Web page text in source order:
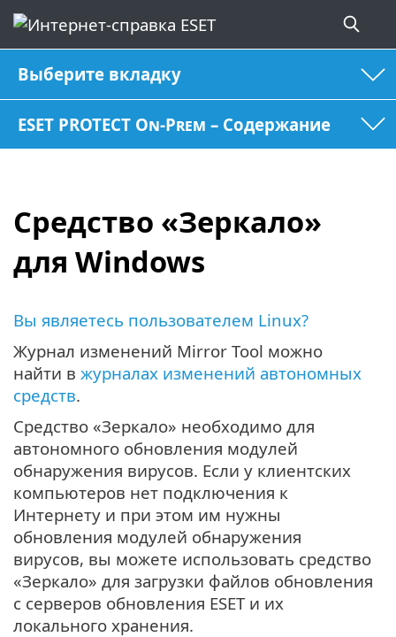
Выберите вкладку
ESET PROTECT On-Prem – Содержание
Средство «Зеркало»
для Windows
Вы являетесь пользователем Linux?
Журнал изменений Mirror Tool можно
найти в журналах изменений автономных
средств.
Средство «Зеркало» необходимо для
автономного обновления модулей
обнаружения вирусов. Если у клиентских
компьютеров нет подключения к
Интернету и при этом им нужны
обновления модулей обнаружения
вирусов, вы можете использовать средство
«Зеркало» для загрузки файлов обновления
с серверов обновления ESET и их
локального хранения.